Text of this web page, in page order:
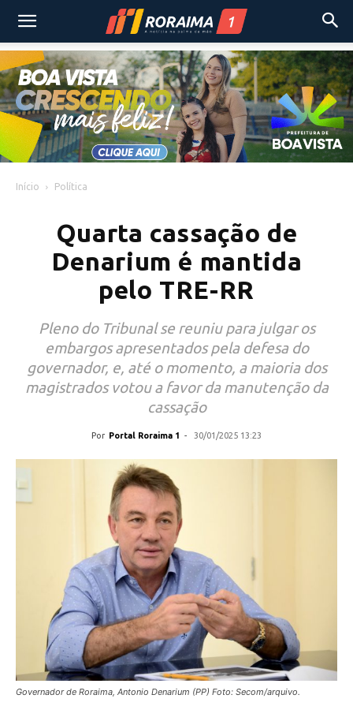
Início Política
Quarta cassação de
Denarium é mantida
pelo TRE-RR
Pleno do Tribunal se reuniu para julgar os
embargos apresentados pela defesa do
governador, e, até o momento, a maioria dos
magistrados votou a favor da manutenção da
cassação
Por Portal Roraima 1 - 30/01/2025 13:23
Governador de Roraima, Antonio Denarium (PP) Foto: Secom/arquivo.